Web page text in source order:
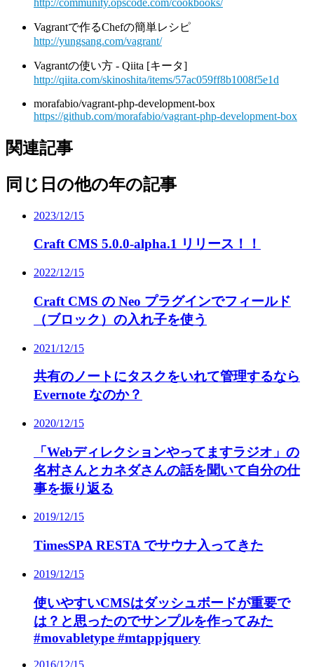
http://community.opscode.com/cookbooks/
Vagrantで作るChefの簡単レシピ
http://yungsang.com/vagrant/
Vagrantの使い方 - Qiita [キータ]
http://qiita.com/skinoshita/items/57ac059ff8b1008f5e1d
morafabio/vagrant-php-development-box
https://github.com/morafabio/vagrant-php-development-box
関連記事
同じ日の他の年の記事
2023/12/15
Craft CMS 5.0.0-alpha.1 リリース！！
2022/12/15
Craft CMS の Neo プラグインでフィールド
（ブロック）の入れ子を使う
2021/12/15
共有のノートにタスクをいれて管理するなら
Evernote なのか？
2020/12/15
「Webディレクションやってますラジオ」の
名村さんとカネダさんの話を聞いて自分の仕
事を振り返る
2019/12/15
TimesSPA RESTA でサウナ入ってきた
2019/12/15
使いやすいCMSはダッシュボードが重要で
は？と思ったのでサンプルを作ってみた
#movabletype #mtappjquery